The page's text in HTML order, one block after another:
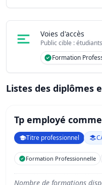
Voies d'accès
Public cible :
Formation
Listes des diplômes
Tp employé
Titre professionnel
Formation Professionnelle
Nombre de formations